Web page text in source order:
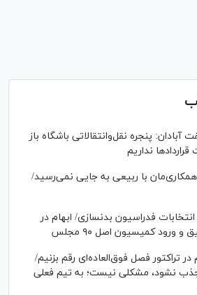
پنجره نقل‌وانتقالاتی باشگاه باز
نداریم
همکاری‌مان با ربیعی به جایی نمی‌رسید/
انتخابات فدراسیون بدنسازی/ ابهام در
کمیسیون اصل ۹۰ مجلس
تراکتور فصل فوق‌العاده‌ای رقم بزنیم/
جذب نشود، مشکلی نیست؛ به تیم فعلی